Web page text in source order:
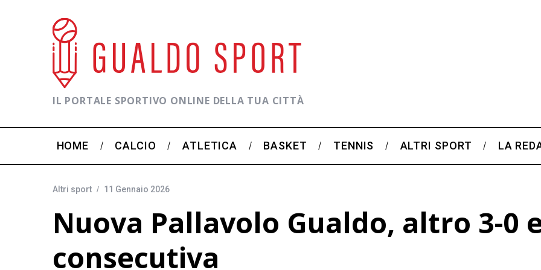
IL PORTALE SPORTIVO ONLINE DELLA TUA CITTÀ
HOME CALCIO ATLETICA BASKET TENNIS ALTRI SPORT LA
Altri sport 11 Gennaio 2026
Nuova Pallavolo Gualdo, altro 3-0
consecutiva